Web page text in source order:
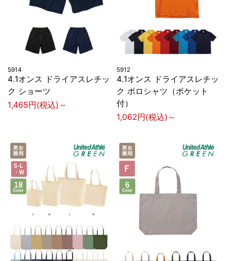
5914
4.1オンス ドライアスレチッ
ク ショーツ
1,465円(税込)～
5912
4.1オンス ドライアスレチッ
ク ポロシャツ（ポケット
付）
1,062円(税込)～